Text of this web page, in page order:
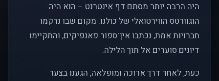
היה הרבה יותר מסתם דף אינטרנט – הוא היה
הוגוורטס הווירטואלי של כולנו. מקום שבו נרקמו
חברויות אמת, נכתבו אין־ספור פאנפיקים, והתקיימו
דיונים סוערים אל תוך הלילה.
כעת, לאחר דרך ארוכה ומופלאה, הגענו בצער